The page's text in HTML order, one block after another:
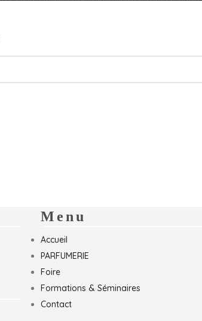
Menu
Accueil
PARFUMERIE
Foire
Formations & Séminaires
Contact